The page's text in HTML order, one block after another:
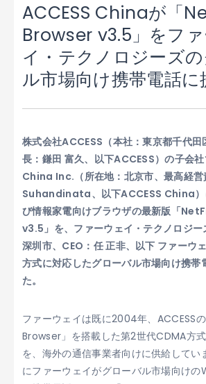
ACCESS Chinaが「
Browser v3.5」をフ
イ・テクノロジーズ
ル市場向け携帯電話に
株式会社ACCESS（本社：東京都千代
長：鎌田 富久、以下ACCESS）の子会
China Inc.（所在地：北京市、最高経
Suhandinata、以下ACCESS China）
び情報家電向けブラウザの最新版「
v3.5」を、ファーウェイ・テクノロジ
深圳市、CEO：任 正非、以下 ファーウ
方式に対応したグローバル市場向け携帯
た。
ファーウェイは既に2004年、ACCESS
Browser」を搭載した第2世代CDMA方
を、海外の通信事業者向けに供給してい
にファーウェイがグローバル市場向け